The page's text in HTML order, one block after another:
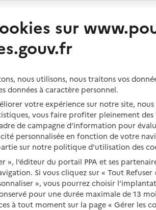
de soins à domicile
son logement
avec une
ou un handicap
à domicile
Vivre dans une
Vivre en accueil
Autres solutions de
sur
nous utilisons, nous traitons vos
données à caractère personnel.
votre expérience sur notre site,
vous faire profiter pleinement
de campagne d’information pour
personnalisée en fonction de votre
sur notre politique d'utilisation des
», l’éditeur du portail PPA et ses
Si vous cliquez sur « Tout Refuser
», vous pourrez choisir
pour une durée maximale de 13
à tout moment sur la page « Gérer les